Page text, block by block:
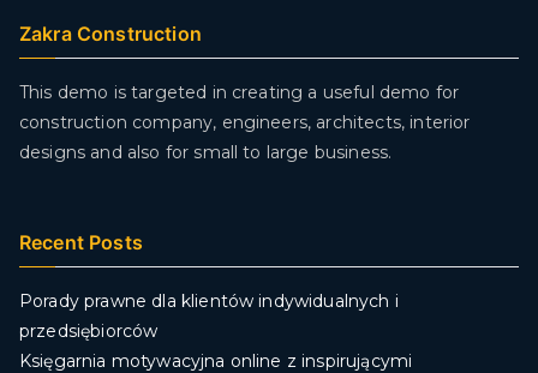
Zakra Construction
This demo is targeted in creating a useful demo for
construction company, engineers, architects, interior
designs and also for small to large business.
Recent Posts
Porady prawne dla klientów indywidualnych i
przedsiębiorców
Księgarnia motywacyjna online z inspirującymi